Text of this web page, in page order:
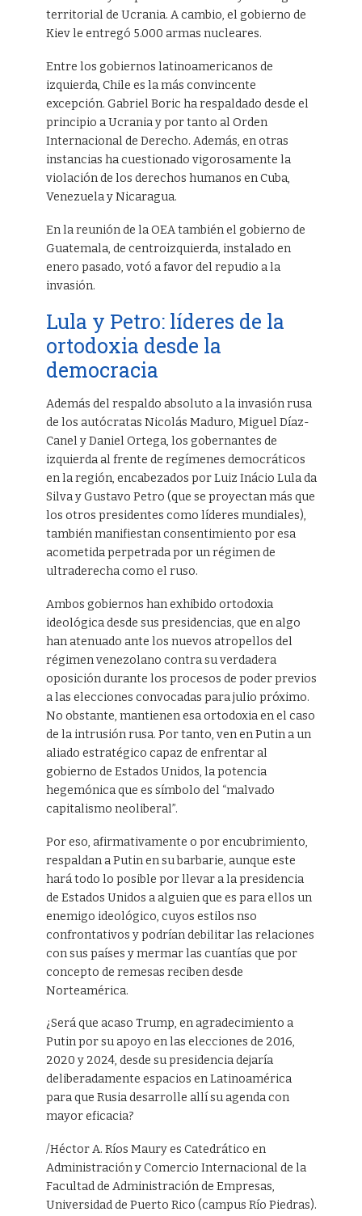
territorial de Ucrania. A cambio, el gobierno de
Kiev le entregó 5.000 armas nucleares.
Entre los gobiernos latinoamericanos de
izquierda, Chile es la más convincente
excepción. Gabriel Boric ha respaldado desde el
principio a Ucrania y por tanto al Orden
Internacional de Derecho. Además, en otras
instancias ha cuestionado vigorosamente la
violación de los derechos humanos en Cuba,
Venezuela y Nicaragua.
En la reunión de la OEA también el gobierno de
Guatemala, de centroizquierda, instalado en
enero pasado, votó a favor del repudio a la
invasión.
Lula y Petro: líderes de la
ortodoxia desde la
democracia
Además del respaldo absoluto a la invasión rusa
de los autócratas Nicolás Maduro, Miguel Díaz-
Canel y Daniel Ortega, los gobernantes de
izquierda al frente de regímenes democráticos
en la región, encabezados por Luiz Inácio Lula da
Silva y Gustavo Petro (que se proyectan más que
los otros presidentes como líderes mundiales),
también manifiestan consentimiento por esa
acometida perpetrada por un régimen de
ultraderecha como el ruso.
Ambos gobiernos han exhibido ortodoxia
ideológica desde sus presidencias, que en algo
han atenuado ante los nuevos atropellos del
régimen venezolano contra su verdadera
oposición durante los procesos de poder previos
a las elecciones convocadas para julio próximo.
No obstante, mantienen esa ortodoxia en el caso
de la intrusión rusa. Por tanto, ven en Putin a un
aliado estratégico capaz de enfrentar al
gobierno de Estados Unidos, la potencia
hegemónica que es símbolo del “malvado
capitalismo neoliberal”.
Por eso, afirmativamente o por encubrimiento,
respaldan a Putin en su barbarie, aunque este
hará todo lo posible por llevar a la presidencia
de Estados Unidos a alguien que es para ellos un
enemigo ideológico, cuyos estilos nso
confrontativos y podrían debilitar las relaciones
con sus países y mermar las cuantías que por
concepto de remesas reciben desde
Norteamérica.
¿Será que acaso Trump, en agradecimiento a
Putin por su apoyo en las elecciones de 2016,
2020 y 2024, desde su presidencia dejaría
deliberadamente espacios en Latinoamérica
para que Rusia desarrolle allí su agenda con
mayor eficacia?
/Héctor A. Ríos Maury es Catedrático en
Administración y Comercio Internacional de la
Facultad de Administración de Empresas,
Universidad de Puerto Rico (campus Río Piedras).